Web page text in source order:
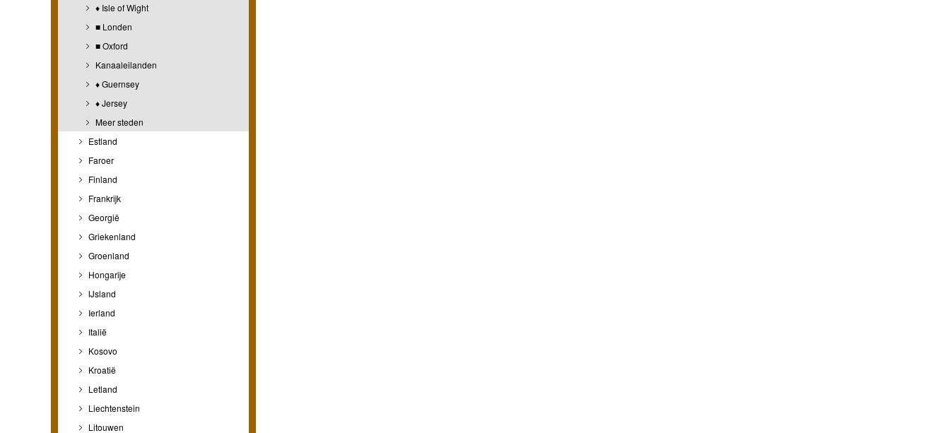
♦ Isle of Wight
■ Londen
■ Oxford
Kanaaleilanden
♦ Guernsey
♦ Jersey
Meer steden
Estland
Faroer
Finland
Frankrijk
Georgië
Griekenland
Groenland
Hongarije
IJsland
Ierland
Italië
Kosovo
Kroatië
Letland
Liechtenstein
Litouwen